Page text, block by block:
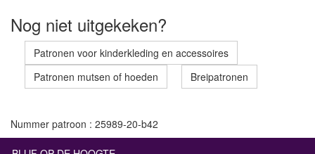
Nog niet uitgekeken?
Patronen voor kinderkleding en accessoires
Patronen mutsen of hoeden
Breipatronen
Nummer patroon : 25989-20-b42